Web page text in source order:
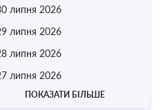
липня 2026
липня 2026
липня 2026
липня 2026
ПОКАЗАТИ БІЛЬШЕ